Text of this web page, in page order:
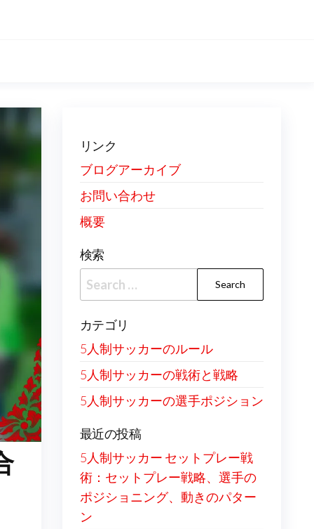
リンク
ブログアーカイブ
お問い合わせ
概要
検索
Search
for:
カテゴリ
5人制サッカーのルール
5人制サッカーの戦術と戦略
5人制サッカーの選手ポジション
最近の投稿
5人制サッカー セットプレー戦
術：セットプレー戦略、選手の
ポジショニング、動きのパター
ン